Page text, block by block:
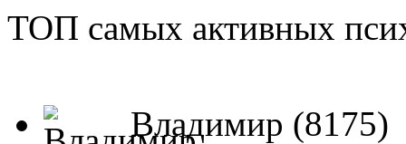
ТОП самых активных
Владимир (8175)